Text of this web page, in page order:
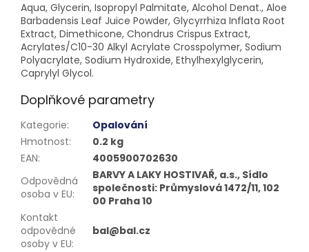
Aqua, Glycerin, Isopropyl Palmitate, Alcohol Denat., Aloe
Barbadensis Leaf Juice Powder, Glycyrrhiza Inflata Root
Extract, Dimethicone, Chondrus Crispus Extract,
Acrylates/C10-30 Alkyl Acrylate Crosspolymer, Sodium
Polyacrylate, Sodium Hydroxide, Ethylhexylglycerin,
Caprylyl Glycol.
Doplňkové parametry
Kategorie:
Opalování
Hmotnost:
0.2 kg
EAN:
4005900702630
Odpovědná
osoba v EU:
BARVY A LAKY HOSTIVAŘ, a.s., Sídlo
společnosti: Průmyslová 1472/11, 102
00 Praha 10
Kontakt
odpovědné
osoby v EU:
bal@bal.cz